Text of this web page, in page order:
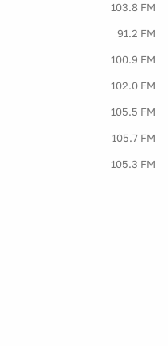
103.8 FM
91.2 FM
100.9 FM
102.0 FM
105.5 FM
105.7 FM
105.3 FM